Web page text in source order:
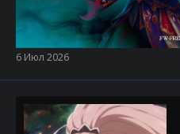
6 Июл 2026